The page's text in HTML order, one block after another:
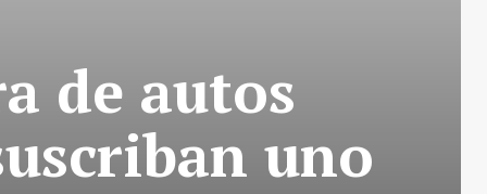
de autos
uno